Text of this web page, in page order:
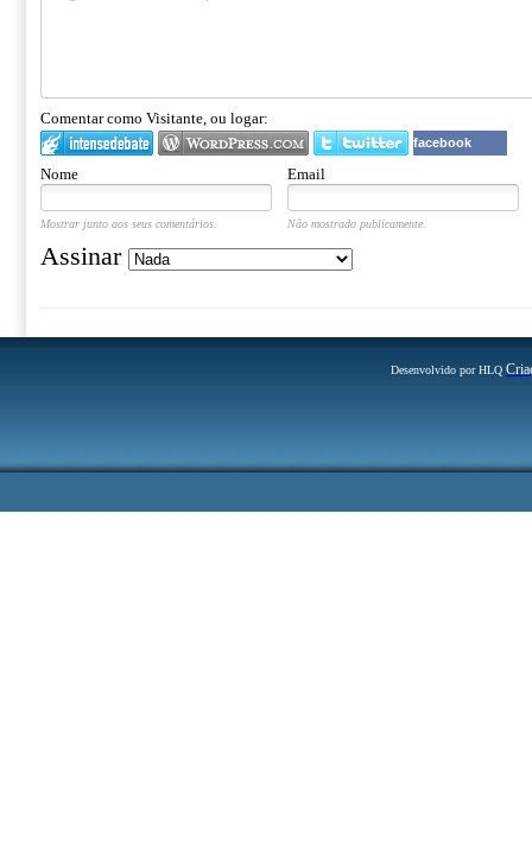
Comentar como Visitante, ou logar:
facebook
Nome Email
Mostrar junto aos seus comentários. Não mostrado publicamente.
Assinar
Desenvolvido por HLQ